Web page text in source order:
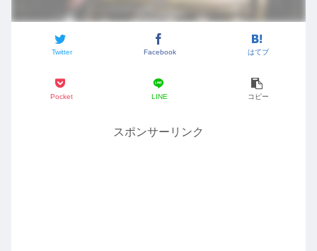
Twitter Facebook はてブ
Pocket LINE コピー
スポンサーリンク